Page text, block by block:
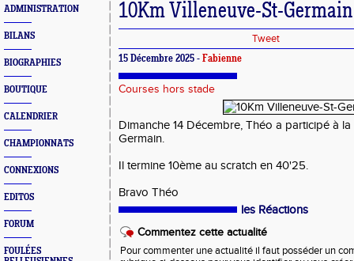
ADMINISTRATION
BILANS
BIOGRAPHIES
BOUTIQUE
CALENDRIER
CHAMPIONNATS
CONNEXIONS
EDITOS
FORUM
FOULÉES
10Km Villeneuve-St-Germain
Tweet
15 Décembre 2025 - Fabienne
Courses hors stade
Dimanche 14 Décembre, Théo a participé à
Germain.
Il termine 10ème au scratch en 40'25.
Bravo Théo
les Réactions
Commentez cette actualité
Pour commenter une actualité il faut posséder un